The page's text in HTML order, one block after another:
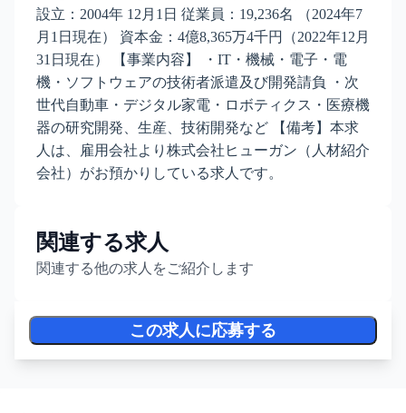
設立：2004年 12月1日 従業員：19,236名 （2024年7
月1日現在） 資本金：4億8,365万4千円（2022年12月
31日現在） 【事業内容】 ・IT・機械・電子・電
機・ソフトウェアの技術者派遣及び開発請負 ・次
世代自動車・デジタル家電・ロボティクス・医療機
器の研究開発、生産、技術開発など 【備考】本求
人は、雇用会社より株式会社ヒューガン（人材紹介
会社）がお預かりしている求人です。
関連する求人
関連する他の求人をご紹介します
この求人に応募する